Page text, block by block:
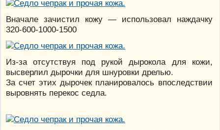
Вначале зачистил кожу — использовал наждачку
320-600-1000-1500
Из-за отсутствуя под рукой дырокола для кожи,
высверлил дырочки для шнуровки дрелью.
За счет этих дырочек планировалось впоследствии
выровнять перекос седла.